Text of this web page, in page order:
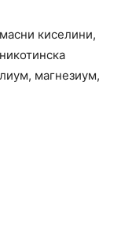
киселини,
магнезиум,